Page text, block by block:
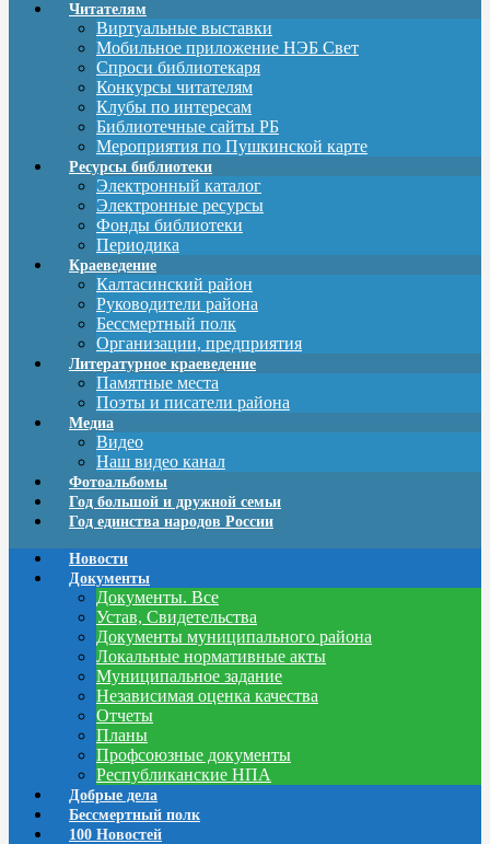
Читателям
Виртуальные выставки
Мобильное приложение НЭБ Свет
Спроси библиотекаря
Конкурсы читателям
Клубы по интересам
Библиотечные сайты РБ
Мероприятия по Пушкинской карте
Ресурсы библиотеки
Электронный каталог
Электронные ресурсы
Фонды библиотеки
Периодика
Краеведение
Калтасинский район
Руководители района
Бессмертный полк
Организации, предприятия
Литературное краеведение
Памятные места
Поэты и писатели района
Медиа
Видео
Наш видео канал
Фотоальбомы
Год большой и дружной семьи
Год единства народов России
Новости
Документы
Документы. Все
Устав, Свидетельства
Документы муниципального района
Локальные нормативные акты
Муниципальное задание
Независимая оценка качества
Отчеты
Планы
Профсоюзные документы
Республиканские НПА
Добрые дела
Бессмертный полк
100 Новостей